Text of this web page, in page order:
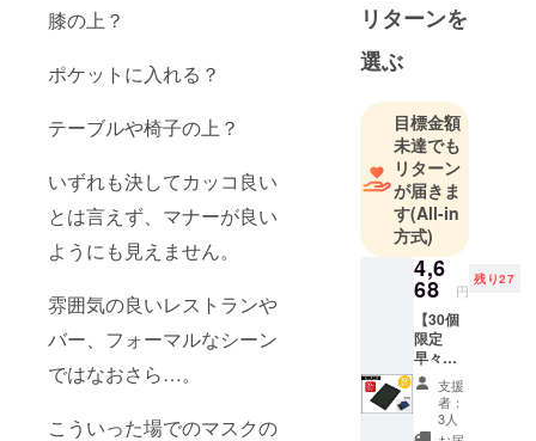
膝の上？
ポケットに入れる？
テーブルや椅子の上？
いずれも決してカッコ良い
とは言えず、マナーが良い
ようにも見えません。
雰囲気の良いレストランや
バー、フォーマルなシーン
ではなおさら…。
こういった場でのマスクの
リターンを
選ぶ
目標金額
未達でも
リターン
が届きま
す(All-in
方式)
4,6
68 円
残り27
【30個
限定
早々期
割引
30%OF
F】 限
定数：
支援
者：
3人